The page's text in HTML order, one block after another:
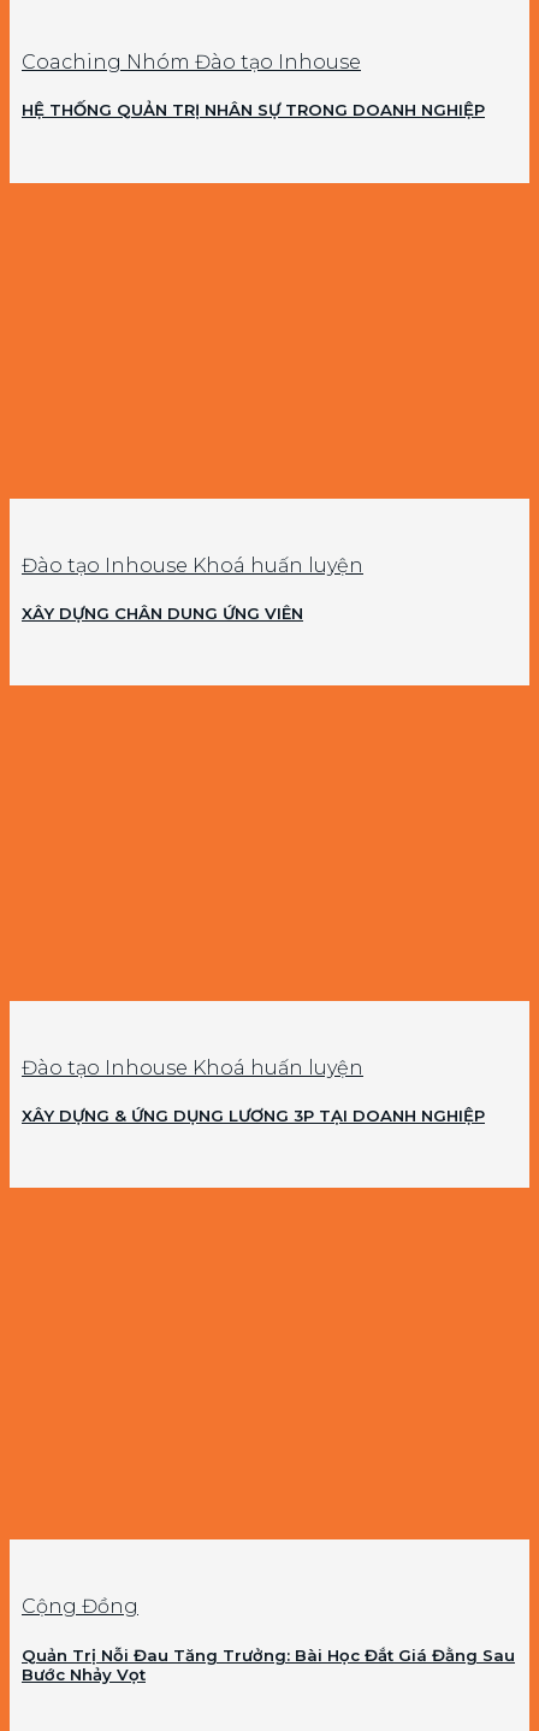
Coaching Nhóm Đào tạo Inhouse
HỆ THỐNG QUẢN TRỊ NHÂN SỰ TRONG DOANH NGHIỆP
Đào tạo Inhouse Khoá huấn luyện
XÂY DỰNG CHÂN DUNG ỨNG VIÊN
Đào tạo Inhouse Khoá huấn luyện
XÂY DỰNG & ỨNG DỤNG LƯƠNG 3P TẠI DOANH NGHIỆP
Cộng Đồng
Quản Trị Nỗi Đau Tăng Trưởng: Bài Học Đắt Giá Đằng Sau
Bước Nhảy Vọt